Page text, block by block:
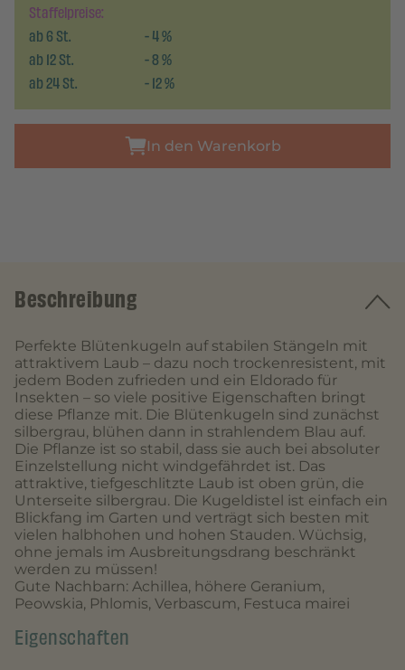
Staffelpreise:
ab6St. -4%
ab12St. -8%
ab24St. -12%
In den Warenkorb
Beschreibung
Perfekte Blütenkugeln auf stabilen Stängeln mit
attraktivem Laub – dazu noch trockenresistent, mit
jedem Boden zufrieden und ein Eldorado für
Insekten – so viele positive Eigenschaften bringt
diese Pflanze mit. Die Blütenkugeln sind zunächst
silbergrau, blühen dann in strahlendem Blau auf.
Die Pflanze ist so stabil, dass sie auch bei absoluter
Einzelstellung nicht windgefährdet ist. Das
attraktive, tiefgeschlitzte Laub ist oben grün, die
Unterseite silbergrau. Die Kugeldistel ist einfach ein
Blickfang im Garten und verträgt sich besten mit
vielen halbhohen und hohen Stauden. Wüchsig,
ohne jemals im Ausbreitungsdrang beschränkt
werden zu müssen!
Gute Nachbarn: Achillea, höhere Geranium,
Peowskia, Phlomis, Verbascum, Festuca mairei
Eigenschaften